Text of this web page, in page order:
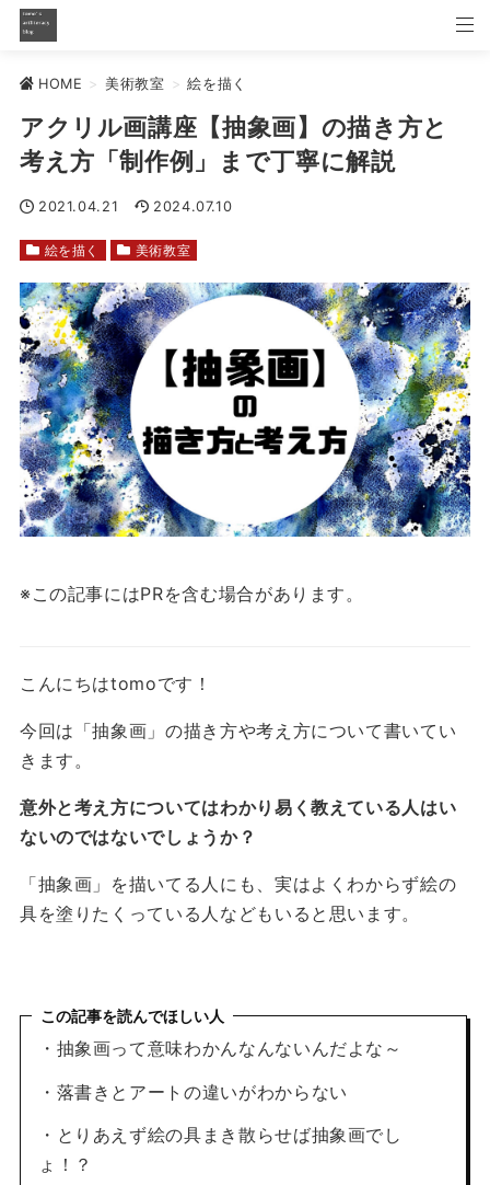
HOME > 美術教室 > 絵を描く
アクリル画講座【抽象画】の描き方と
考え方「制作例」まで丁寧に解説
2021.04.21 2024.07.10
絵を描く 美術教室
※この記事にはPRを含む場合があります。
こんにちはtomoです！
今回は「抽象画」の描き方や考え方について書いてい
きます。
意外と考え方についてはわかり易く教えている人はい
ないのではないでしょうか？
「抽象画」を描いてる人にも、実はよくわからず絵の
具を塗りたくっている人などもいると思います。
この記事を読んでほしい人
・抽象画って意味わかんなんないんだよな～
・落書きとアートの違いがわからない
・とりあえず絵の具まき散らせば抽象画でし
ょ！？